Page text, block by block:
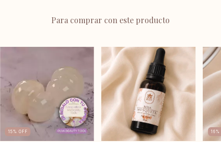
Para comprar con este producto
15 % OFF 16